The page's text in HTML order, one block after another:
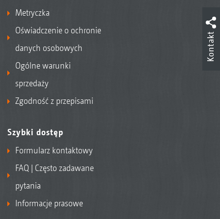
Metryczka
Oświadczenie o ochronie
danych osobowych
Ogólne warunki
sprzedaży
Zgodność z przepisami
Szybki dostęp
Formularz kontaktowy
FAQ | Często zadawane
pytania
Informacje prasowe
Kontakt